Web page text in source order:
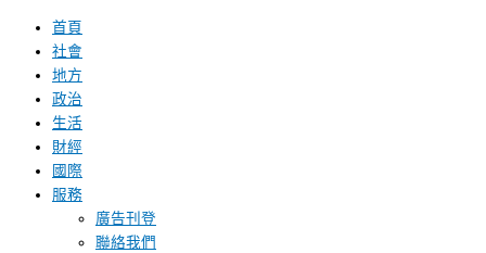
首頁
社會
地方
政治
生活
財經
國際
服務
廣告刊登
聯絡我們